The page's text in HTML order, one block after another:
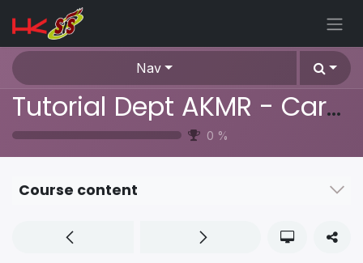
Skip to Content
Nav
Tutorial Dept AKMR - Cara Penggunaan Aplikasi Odoo ERP
0 %
Course content